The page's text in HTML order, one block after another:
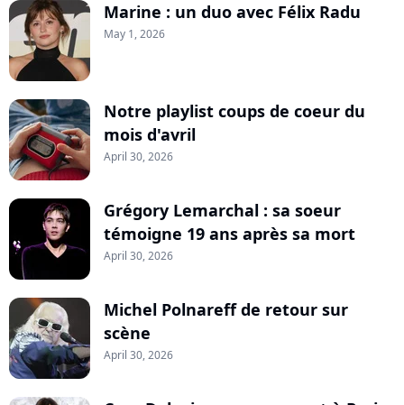
Marine : un duo avec Félix Radu
May 1, 2026
Notre playlist coups de coeur du
mois d'avril
April 30, 2026
Grégory Lemarchal : sa soeur
témoigne 19 ans après sa mort
April 30, 2026
Michel Polnareff de retour sur
scène
April 30, 2026